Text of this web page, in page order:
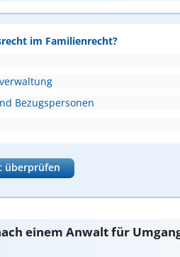
im Familienrecht?
Bezugspersonen
überprüfen
einem Anwalt für